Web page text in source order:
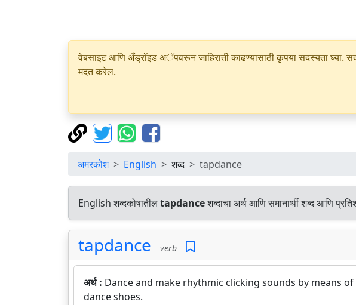
वेबसाइट आणि अँड्रॉइड अॅपवरून जाहिराती काढण्यासाठी कृपया सदस्यता घ्या.
मदत करेल.
अमरकोश English शब्द tapdance
English शब्दकोषातीलtapdanceशब्दाचा अर्थ आणि समानार्थी शब्द आणि
tapdance verb
अर्थ : Dance and make rhythmic clicking sounds by means
dance shoes.